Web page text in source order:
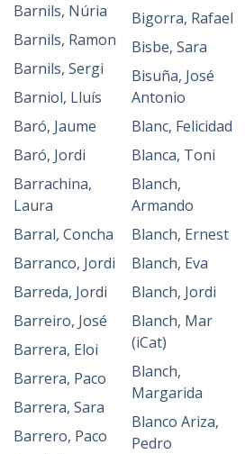
Barnils, Núria
Barnils, Ramon
Barnils, Sergi
Barniol, Lluís
Baró, Jaume
Baró, Jordi
Barrachina,
Laura
Barral, Concha
Barranco, Jordi
Barreda, Jordi
Barreiro, José
Barrera, Eloi
Barrera, Paco
Barrera, Sara
Barrero, Paco
Bigorra, Rafael
Bisbe, Sara
Bisuña, José
Antonio
Blanc, Felicidad
Blanca, Toni
Blanch,
Armando
Blanch, Ernest
Blanch, Eva
Blanch, Jordi
Blanch, Mar
(iCat)
Blanch,
Margarida
Blanco Ariza,
Pedro